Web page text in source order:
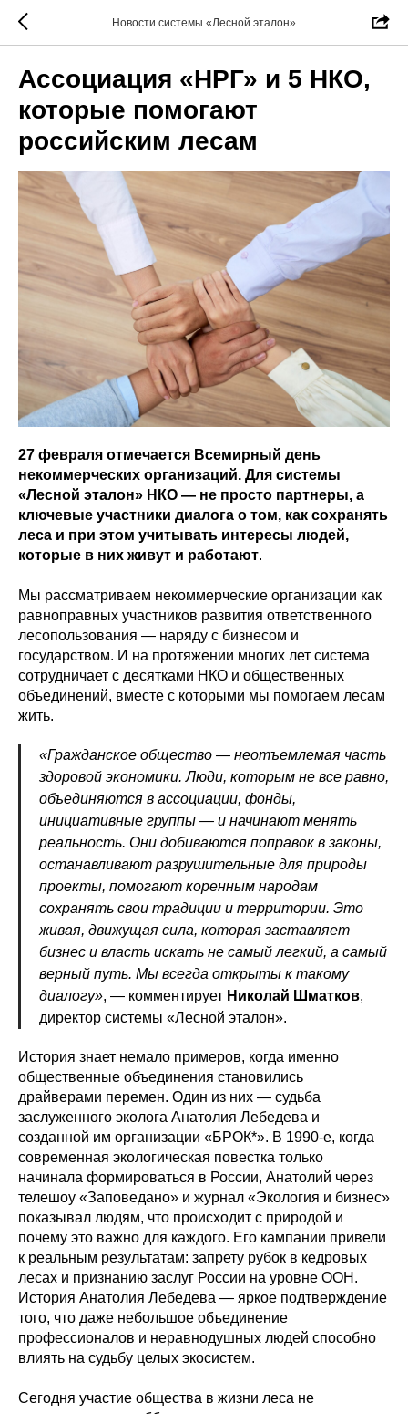
Новости системы «Лесной эталон»
Ассоциация «НРГ» и 5 НКО,
которые помогают
российским лесам
27 февраля отмечается Всемирный день
некоммерческих организаций. Для системы
«Лесной эталон» НКО — не просто партнеры, а
ключевые участники диалога о том, как сохранять
леса и при этом учитывать интересы людей,
которые в них живут и работают.
Мы рассматриваем некоммерческие организации как
равноправных участников развития ответственного
лесопользования — наряду с бизнесом и
государством. И на протяжении многих лет система
сотрудничает с десятками НКО и общественных
объединений, вместе с которыми мы помогаем лесам
жить.
«Гражданское общество — неотъемлемая часть
здоровой экономики. Люди, которым не все равно,
объединяются в ассоциации, фонды,
инициативные группы — и начинают менять
реальность. Они добиваются поправок в законы,
останавливают разрушительные для природы
проекты, помогают коренным народам
сохранять свои традиции и территории. Это
живая, движущая сила, которая заставляет
бизнес и власть искать не самый легкий, а самый
верный путь. Мы всегда открыты к такому
диалогу», — комментирует Николай Шматков,
директор системы «Лесной эталон».
История знает немало примеров, когда именно
общественные объединения становились
драйверами перемен. Один из них — судьба
заслуженного эколога Анатолия Лебедева и
созданной им организации «БРОК*». В 1990-е, когда
современная экологическая повестка только
начинала формироваться в России, Анатолий через
телешоу «Заповедано» и журнал «Экология и бизнес»
показывал людям, что происходит с природой и
почему это важно для каждого. Его кампании привели
к реальным результатам: запрету рубок в кедровых
лесах и признанию заслуг России на уровне ООН.
История Анатолия Лебедева — яркое подтверждение
того, что даже небольшое объединение
профессионалов и неравнодушных людей способно
влиять на судьбу целых экосистем.
Сегодня участие общества в жизни леса не